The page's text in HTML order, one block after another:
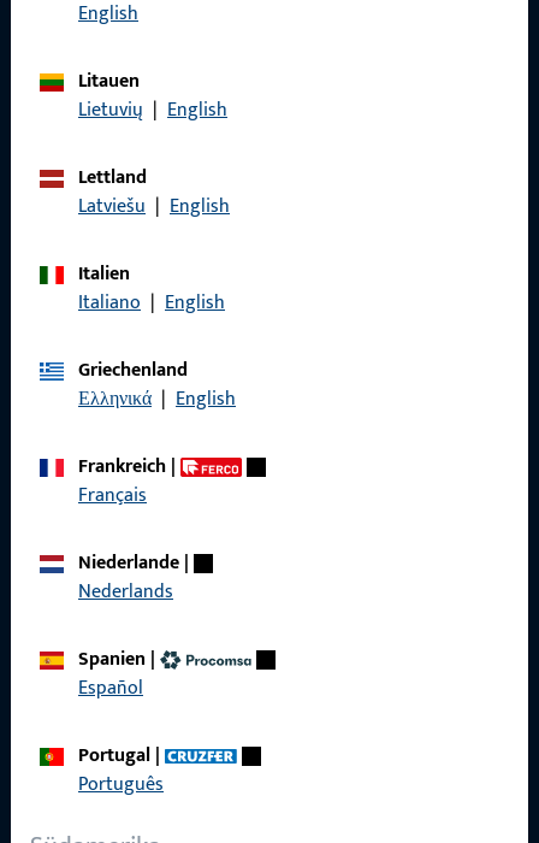
English
Litauen
Lietuvių | English
Lettland
Latviešu | English
Italien
Italiano | English
Griechenland
Ελληνικά | English
Frankreich|
Français
Niederlande|
Nederlands
Spanien |
Español
Portugal|
Português
Impressum